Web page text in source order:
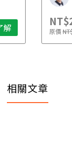
解 原價
相關文章